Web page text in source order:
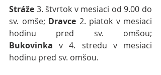
Stráže 3. štvrtok v mesiaci od 9.00 do
sv. omše; Dravce 2. piatok v mesiaci
Bukovinka v 4. stredu v mesiaci
hodinu pred sv. omšou.